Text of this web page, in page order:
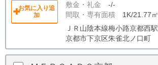
お気に入り追
加
敷金・礼金 -/-
間取・専有面積 1K/21.77㎡
ＪＲ山陰本線梅小路京都西駅
京都市下京区朱雀北ノ口町